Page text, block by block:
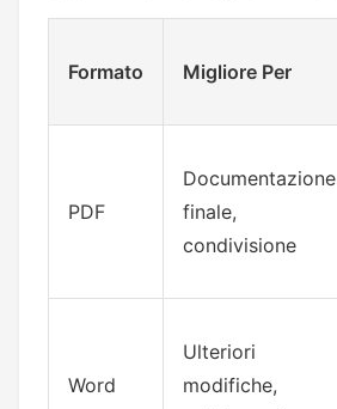
Formato Migliore Per
PDF
Documentazione
finale,
condivisione
Word
Ulteriori
modifiche,